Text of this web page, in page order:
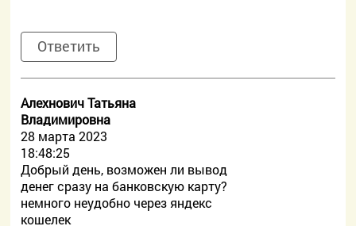
Ответить
Алехнович Татьяна
Владимировна
28 марта 2023
18:48:25
Добрый день, возможен ли вывод
денег сразу на банковскую карту?
немного неудобно через яндекс
кошелек